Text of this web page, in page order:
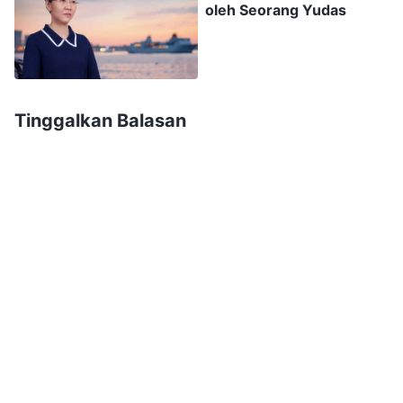
pencobaan seperti itu sesuatu yang luar biasa?
Bagaimana seharusnya engkau mengalami hal-
hal yang luar biasa dan bertentangan dengan
gagasan dan imajinasi manusia tersebut? Jika
oleh Seorang Yudas
Tinggalkan Balasan